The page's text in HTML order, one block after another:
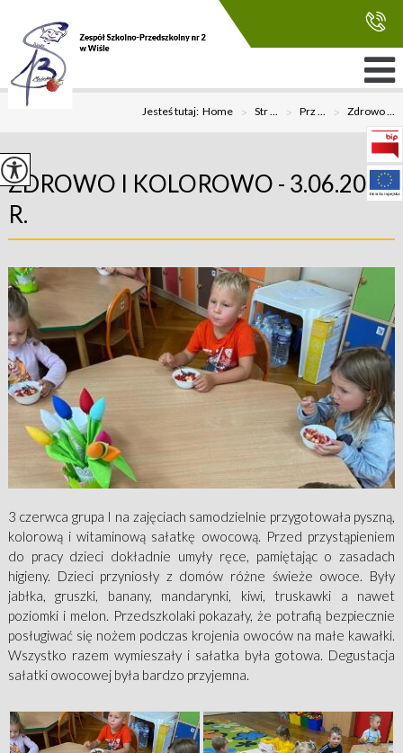
Jesteś tutaj:Home > Str ... > Prz ... > Zdrowo ...
ZDROWO I KOLOROWO - 3.06.2024
R.
3 czerwca grupa I na zajęciach samodzielnie przygotowała pyszną,
kolorową i witaminową sałatkę owocową. Przed przystąpieniem
do pracy dzieci dokładnie umyły ręce, pamiętając o zasadach
higieny. Dzieci przyniosły z domów różne świeże owoce. Były
jabłka, gruszki, banany, mandarynki, kiwi, truskawki a nawet
poziomki i melon. Przedszkolaki pokazały, że potrafią bezpiecznie
posługiwać się nożem podczas krojenia owoców na małe kawałki.
Wszystko razem wymieszały i sałatka była gotowa. Degustacja
sałatki owocowej była bardzo przyjemna.